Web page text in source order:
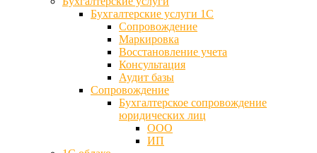
Бухгалтерские услуги 1С
Сопровождение
Маркировка
Восстановление учета
Консультация
Аудит базы
Cопровождение
Бухгалтерское сопровождение
юридических лиц
ООО
ИП